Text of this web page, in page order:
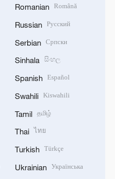
Romanian Română
Russian Русский
Serbian Српски
Sinhala සිංහල
Spanish Español
Swahili Kiswahili
Tamil தமிழ்
Thai ไทย
Turkish Türkçe
Ukrainian Українська